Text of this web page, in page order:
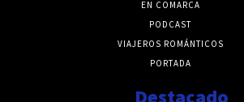
EN COMARCA
PODCAST
VIAJEROS ROMÁNTICOS
PORTADA
Destacado